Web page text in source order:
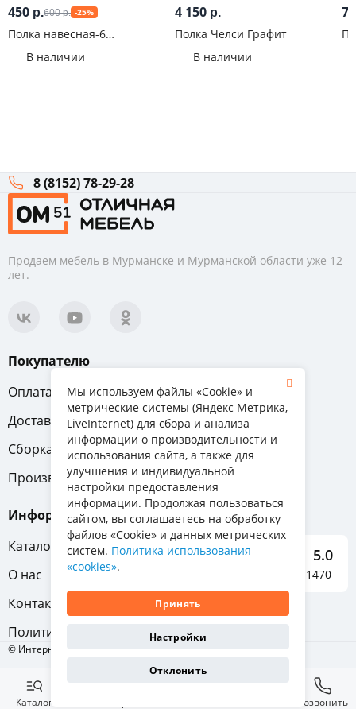
450 р.600р. -25%
Полка навесная-6
В наличии
4 150 р.
Полка Челси Графит
В наличии
8 (8152) 78-29-28
Продаем мебель в Мурманске и Мурманской области уже 12
лет.
Покупателю
Оплата
Вопрос-ответ
Доставка
Обмен и возврат
Сборка
Гарантия
Производители
Информация
Каталог мебели
О нас
Контакты
Политика конфиденциальности
5.0
Отзывы о нас 1470
© Интернет-магазин «Отличная мебель», 2011-2026
Каталог Позвонить
Мы используем файлы «Cookie» и
метрические системы (Яндекс Метрика,
LiveInternet) для сбора и анализа
информации о производительности и
использования сайта, а также для
улучшения и индивидуальной
настройки предоставления
информации. Продолжая пользоваться
сайтом, вы соглашаетесь на обработку
файлов «Cookie» и данных метрических
систем. Политика использования
«cookies».
Принять
Настройки
Отклонить